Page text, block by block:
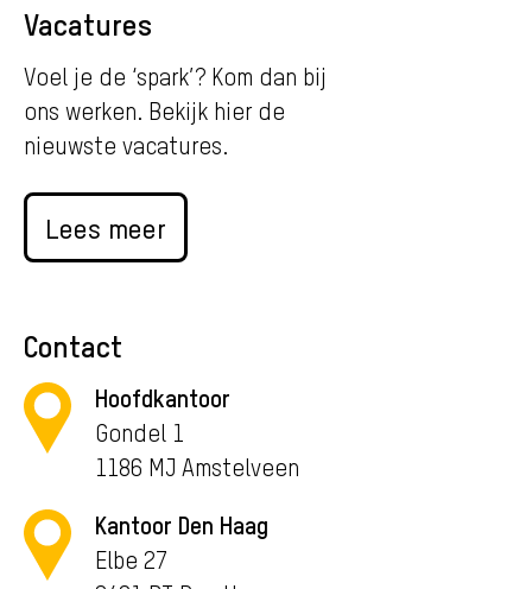
Vacatures
Voel je de ‘spark’? Kom dan bij
ons werken. Bekijk hier de
nieuwste vacatures.
Lees meer
Contact
Hoofdkantoor
Gondel 1
1186 MJ Amstelveen
Kantoor Den Haag
Elbe 27